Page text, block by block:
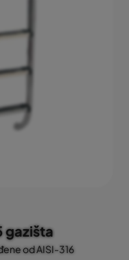
gazišta
od AISI-316